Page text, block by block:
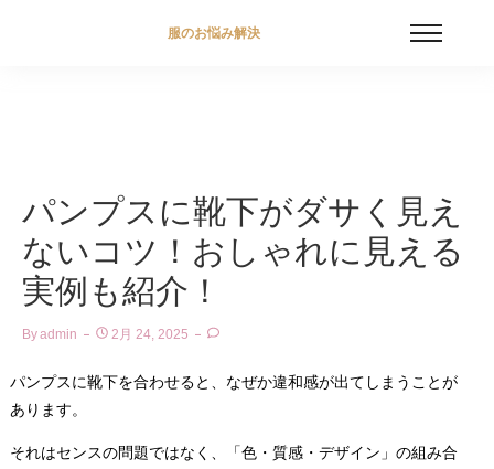
服のお悩み解決
パンプスに靴下がダサく見え
ないコツ！おしゃれに見える
実例も紹介！
ByAdmin 2月 24, 2025
パンプスに靴下を合わせると、なぜか違和感が出てしまうことが
あります。
それはセンスの問題ではなく、「色・質感・デザイン」の組み合